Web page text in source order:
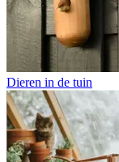
Dieren in de tuin